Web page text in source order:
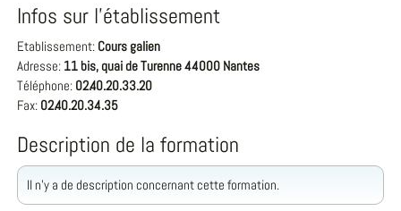
Infos sur l'établissement
Etablissement: Cours galien
Adresse: 11 bis, quai de Turenne 44000 Nantes
Téléphone: 02.40.20.33.20
Fax: 02.40.20.34.35
Description de la formation
Il n'y a de description concernant cette formation.